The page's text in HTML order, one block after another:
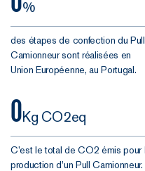
pouvez y aller les
yeux fermés.
%
des étapes de confection du Pull
Camionneur sont réalisées en
Union Européenne, au Portugal.
0Kg CO2eq
C’est le total de CO2 émis pour
production d’un Pull Camionneur.